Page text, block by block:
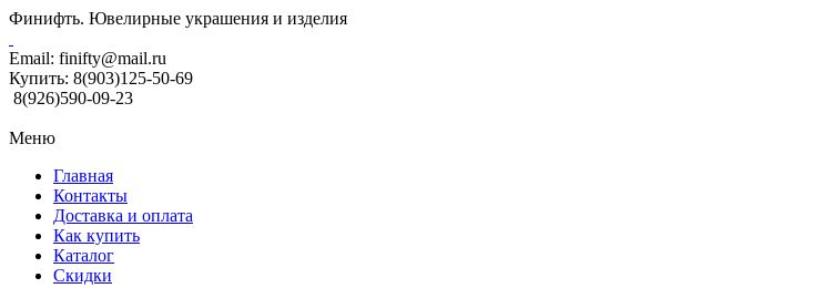
Финифть. Ювелирные украшения и изделия
Email: finifty@mail.ru
Купить: 8(903)125-50-69
8(926)590-09-23
Меню
Главная
Контакты
Доставка и оплата
Как купить
Каталог
Скидки